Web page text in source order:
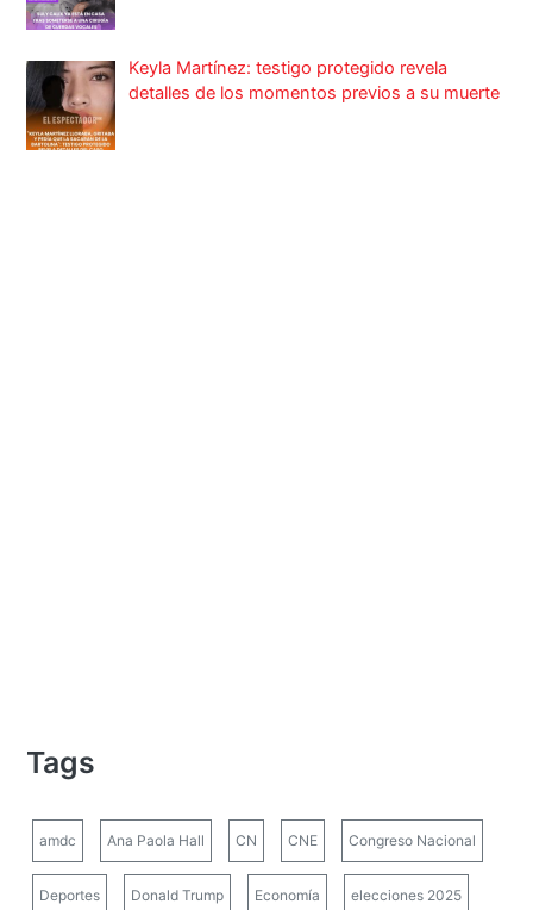
Keyla Martínez: testigo protegido revela
detalles de los momentos previos a su muerte
Tags
amdc Ana Paola Hall CN CNE Congreso Nacional
Deportes Donald Trump Economía elecciones 2025